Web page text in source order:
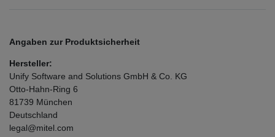
Angaben zur Produktsicherheit
Hersteller:
Unify Software and Solutions GmbH & Co. KG
Otto-Hahn-Ring 6
81739 München
Deutschland
legal@mitel.com